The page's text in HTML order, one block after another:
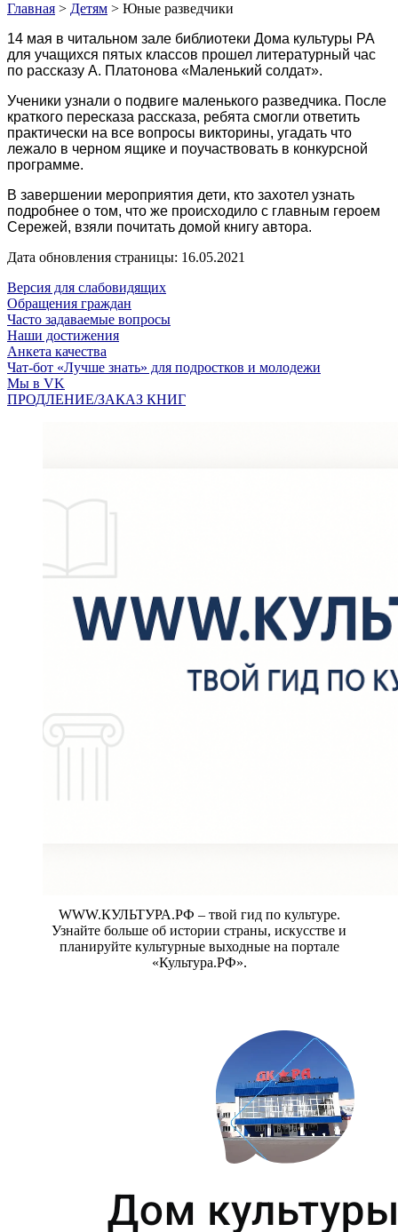
Главная > Детям > Юные разведчики
14 мая в читальном зале библиотеки Дома культуры РА
для учащихся пятых классов прошел литературный час
по рассказу А. Платонова «Маленький солдат».
Ученики узнали о подвиге маленького разведчика. После
краткого пересказа рассказа, ребята смогли ответить
практически на все вопросы викторины, угадать что
лежало в черном ящике и поучаствовать в конкурсной
программе.
В завершении мероприятия дети, кто захотел узнать
подробнее о том, что же происходило с главным героем
Сережей, взяли почитать домой книгу автора.
Дата обновления страницы: 16.05.2021
Версия для слабовидящих
Обращения граждан
Часто задаваемые вопросы
Наши достижения
Анкета качества
Чат-бот «Лучше знать» для подростков и молодежи
Мы в VK
ПРОДЛЕНИЕ/ЗАКАЗ КНИГ
WWW.КУЛЬТУРА.РФ – твой гид по культуре.
Узнайте больше об истории страны, искусстве и
планируйте культурные выходные на портале
«Культура.РФ».